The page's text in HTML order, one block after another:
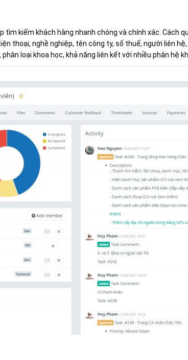
kiếm khách hàng nhanh chóng và chính xác. Cách
thoại, nghề nghiệp, tên công ty, số thuế, người liên
loại khoa học, khả năng liên kết với nhiều phân hệ